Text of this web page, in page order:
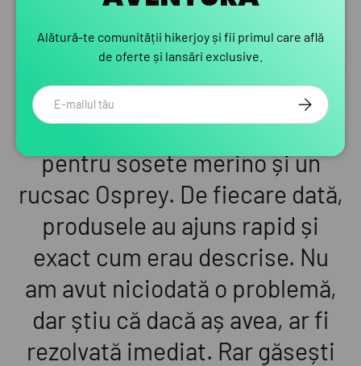
TESTIMONIALS
Am cumpărat primul hamac
acum doi ani, apoi am revenit
pentru sosete merino și un
rucsac Osprey. De fiecare dată,
produsele au ajuns rapid și
exact cum erau descrise. Nu
am avut niciodată o problemă,
dar știu că dacă aș avea, ar fi
rezolvată imediat. Rar găsești
Alătură-te comunității hikerjoy și fii primul care află
de oferte și lansări exclusive.
Email ABONEAZA-